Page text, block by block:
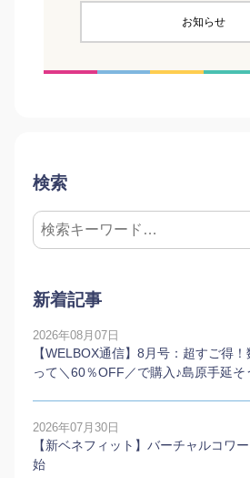
お知らせ
検索
新着記事
2026年08月07日
【WELBOX通信】8月号：超すご得
って＼60％OFF／で購入♪島原手延そ
2026年07月30日
【新ベネフィット】バーチャルコワ
始